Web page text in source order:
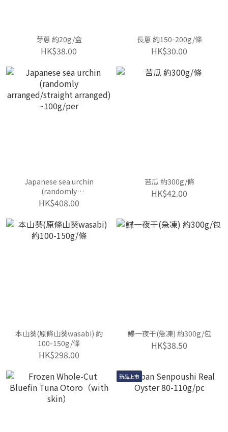
芽蔥 約20g/盒
HK$38.00
長蔥 約150-200g/條
HK$30.00
Japanese sea urchin
(randomly
arranged/straight
arranged) ~100g/per
HK$408.00
苦瓜 約300g/條
HK$42.00
本山葵(原條山葵wasabi) 約
100-150g/條
HK$298.00
鰈一夜干(急凍) 約300g/包
HK$38.50
新品上市